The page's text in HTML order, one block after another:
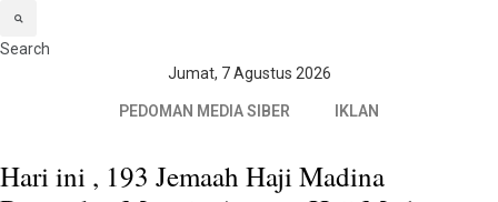
Search
Jumat, 7 Agustus 2026
PEDOMAN MEDIA SIBER IKLAN
Hari ini , 193 Jemaah Haji Madina